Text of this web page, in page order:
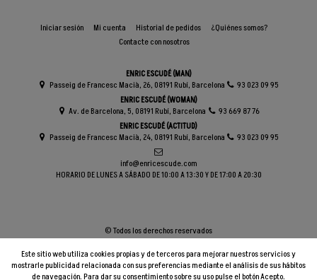
Iniciar sesión Mi cuenta Historial de pedidos
¿Quiénes somos?
Contacte con nosotros
ENRIC ESCUDÉ (MAN)
Passeig de Francesc Macià, 26, 08191 Rubí, Barcelona
93 023 09 95
ENRIC ESCUDÉ (WOMAN)
Av. de Barcelona, 5, 08191 Rubí, Barcelona
93 669 87 76
ENRIC ESCUDÉ (ACTITUD)
Passeig de Francesc Macià, 24, 08191 Rubí, Barcelona
93 023 09 95
info@enricescude.com
HORARIO DE LUNES A SÁBADO DE 10:00 A 13:30 Y DE 17:00 A 20:30
Este sitio web utiliza cookies propias y de terceros para mejorar nuestros servicios y
mostrarle publicidad relacionada con sus preferencias mediante el análisis de sus hábitos
de navegación. Para dar su consentimiento sobre su uso pulse el botón Acepto.
© Todos los derechos reservados